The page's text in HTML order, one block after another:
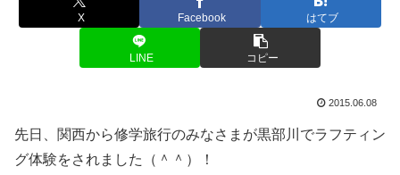
X Facebook はてブ
LINE コピー
2015.06.08
先日、関西から修学旅行のみなさまが黒部川でラフティン
グ体験をされました（＾＾）！